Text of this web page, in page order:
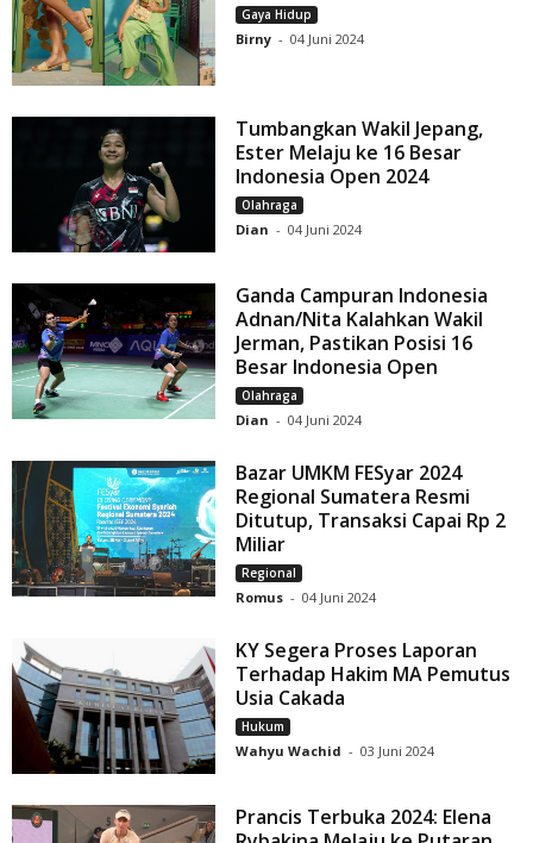
Gaya Hidup
Birny - 04 Juni 2024
Tumbangkan Wakil Jepang,
Ester Melaju ke 16 Besar
Indonesia Open 2024
Olahraga
Dian - 04 Juni 2024
Ganda Campuran Indonesia
Adnan/Nita Kalahkan Wakil
Jerman, Pastikan Posisi 16
Besar Indonesia Open
Olahraga
Dian - 04 Juni 2024
Bazar UMKM FESyar 2024
Regional Sumatera Resmi
Ditutup, Transaksi Capai Rp 2
Miliar
Regional
Romus - 04 Juni 2024
KY Segera Proses Laporan
Terhadap Hakim MA Pemutus
Usia Cakada
Hukum
Wahyu Wachid - 03 Juni 2024
Prancis Terbuka 2024: Elena